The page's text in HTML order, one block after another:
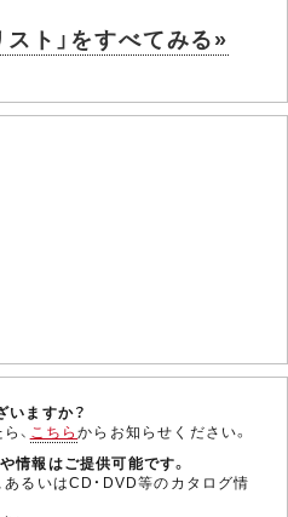
ト」をすべてみる»
ますか？
、 こちらからお知らせください。
報はご提供可能です。
るいはCD・DVD等のカタログ情